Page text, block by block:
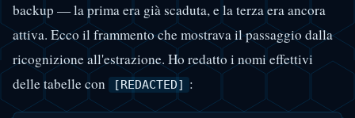
backup — la prima era già scaduta, e la terza era ancora
attiva. Ecco il frammento che mostrava il passaggio dalla
ricognizione all'estrazione. Ho redatto i nomi effettivi
delle tabelle con
[REDACTED] :